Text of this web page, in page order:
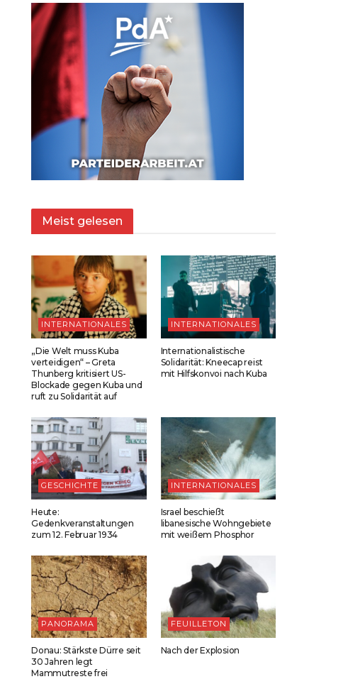
Meist gelesen
INTERNATIONALES
„Die Welt muss Kuba
verteidigen“ – Greta
Thunberg kritisiert US-
Blockade gegen Kuba und
ruft zu Solidarität auf
INTERNATIONALES
Internationalistische
Solidarität: Kneecap reist
mit Hilfskonvoi nach Kuba
GESCHICHTE
Heute:
Gedenkveranstaltungen
zum 12. Februar 1934
INTERNATIONALES
Israel beschießt
libanesische Wohngebiete
mit weißem Phosphor
PANORAMA
Donau: Stärkste Dürre seit
30 Jahren legt
Mammutreste frei
FEUILLETON
Nach der Explosion